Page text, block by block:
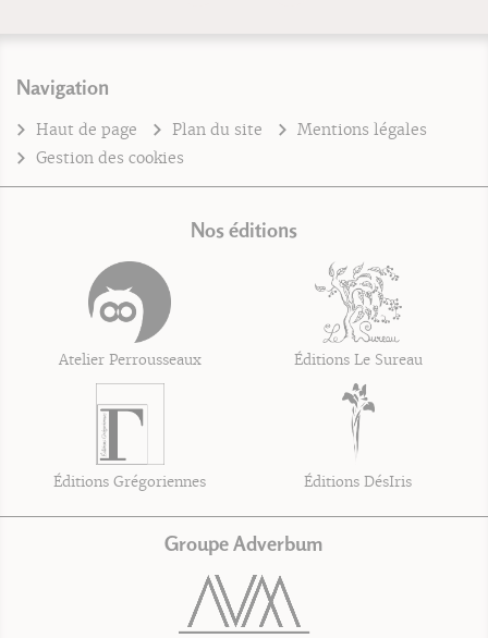
Navigation
Haut de page Plan du site
Mentions légales
Gestion des cookies
Nos éditions
Atelier Perrousseaux Éditions Le Sureau
Éditions Grégoriennes Éditions DésIris
Groupe Adverbum